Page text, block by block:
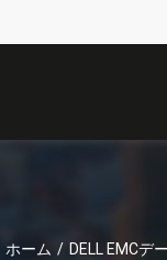
ホーム / DELL EMCデ